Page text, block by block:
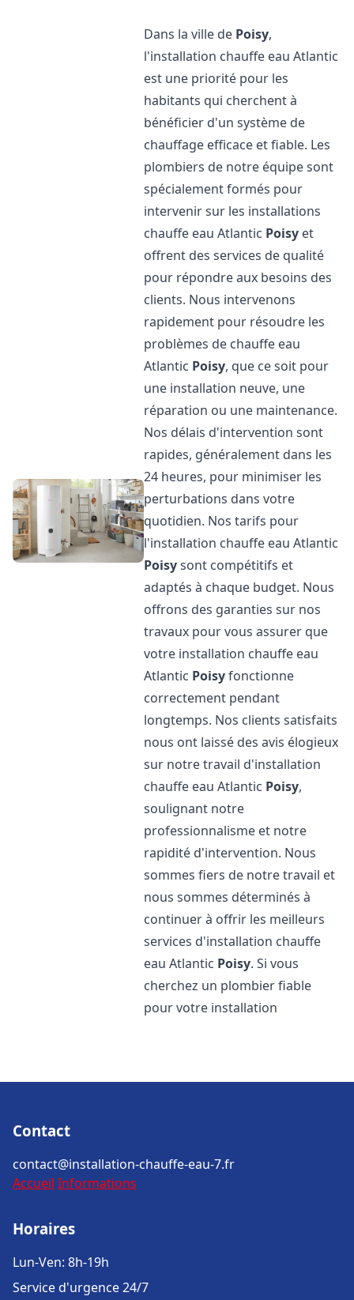
Dans la ville de Poisy,
l'installation chauffe eau Atlantic
est une priorité pour les
habitants qui cherchent à
bénéficier d'un système de
chauffage efficace et fiable. Les
plombiers de notre équipe sont
spécialement formés pour
intervenir sur les installations
chauffe eau Atlantic Poisy et
offrent des services de qualité
pour répondre aux besoins des
clients. Nous intervenons
rapidement pour résoudre les
problèmes de chauffe eau
Atlantic Poisy, que ce soit pour
une installation neuve, une
réparation ou une maintenance.
Nos délais d'intervention sont
rapides, généralement dans les
24 heures, pour minimiser les
perturbations dans votre
quotidien. Nos tarifs pour
l'installation chauffe eau Atlantic
Poisysont compétitifs et
adaptés à chaque budget. Nous
offrons des garanties sur nos
travaux pour vous assurer que
votre installation chauffe eau
Atlantic Poisyfonctionne
correctement pendant
longtemps. Nos clients satisfaits
nous ont laissé des avis élogieux
sur notre travail d'installation
chauffe eau Atlantic Poisy,
soulignant notre
professionnalisme et notre
rapidité d'intervention. Nous
sommes fiers de notre travail et
nous sommes déterminés à
continuer à offrir les meilleurs
services d'installation chauffe
eau Atlantic Poisy. Si vous
cherchez un plombier fiable
pour votre installation
Contact
contact@installation-chauffe-eau-7.fr
Accueil Informations
Horaires
Lun-Ven: 8h-19h
Service d'urgence 24/7